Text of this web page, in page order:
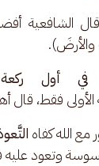
الشافعية
في أول ركعة
الأولى فقط، قال
الله كفاه
وتعود عليه